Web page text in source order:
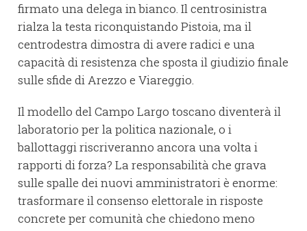
firmato una delega in bianco. Il centrosinistra
rialza la testa riconquistando Pistoia, ma il
centrodestra dimostra di avere radici e una
capacità di resistenza che sposta il giudizio finale
sulle sfide di Arezzo e Viareggio.
Il modello del Campo Largo toscano diventerà il
laboratorio per la politica nazionale, o i
ballottaggi riscriveranno ancora una volta i
rapporti di forza? La responsabilità che grava
sulle spalle dei nuovi amministratori è enorme:
trasformare il consenso elettorale in risposte
concrete per comunità che chiedono meno